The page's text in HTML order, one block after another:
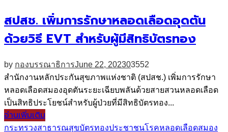
สปสช. เพิ่มการรักษาหลอดเลือดอุดตัน
ด้วยวิธี EVT สำหรับผู้มีสิทธิบัตรทอง
by กองบรรณาธิการJune 22, 202303552
สำนักงานหลักประกันสุขภาพแห่งชาติ (สปสช.) เพิ่มการรักษา
หลอดเลือดสมองอุดตันระยะเฉียบพลันด้วยสายสวนหลอดเลือด
เป็นสิทธิประโยชน์สำหรับผู้ป่วยที่มีสิทธิบัตรทอง...
อ่านเพิ่มเติม
กระทรวงสาธารณสุขบัตรทองประชาชนโรคหลอดเลือดสมอง